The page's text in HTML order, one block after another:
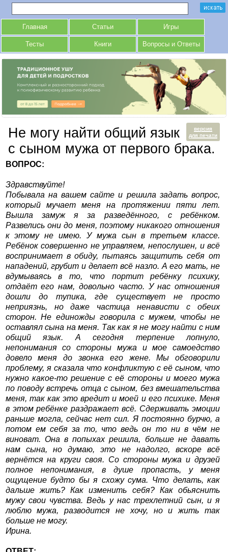
Главная Статьи Игры
Тесты Книги Вопросы и Ответы
версия
для печати
Не могу найти общий язык
с сыном мужа от первого брака.
ВОПРОС:
Здравствуйте!
Побывала на вашем сайте и решила задать вопрос,
который мучает меня на протяжении пяти лет.
Вышла замуж я за разведённого, с ребёнком.
Развелись они до меня, поэтому никакого отношения
к этому не имею. У мужа сын в третьем классе.
Ребёнок совершенно не управляем, непослушен, и всё
воспринимает в обиду, пытаясь защитить себя от
нападений, грубит и делает всё назло. А его мать, не
вдумываясь в то, что портит ребёнку психику,
отдаёт его нам, довольно часто. У нас отношения
дошли до тупика, где существует не просто
неприязнь, но даже частица ненависти с обеих
сторон. Не единожды говорила с мужем, чтобы не
оставлял сына на меня. Так как я не могу найти с ним
общий язык. А сегодня терпение лопнуло,
непонимания со стороны мужа и мое самоедство
довело меня до звонка его жене. Мы обговорили
проблему, я сказала что конфликтую с её сыном, что
нужно какое-то решение с её стороны и моего мужа
по поводу встречь отца с сыном, без вмешательства
меня, так как это вредит и моей и его психике. Меня
в этом ребёнке раздражает всё. Сдерживать эмоции
раньше могла, сейчас нет сил. Я постоянно бурчю, а
потом ем себя за то, что ведь он то ни в чём не
виноват. Она в попыхах решила, больше не давать
нам сына, но думаю, это не надолго, вскоре всё
вернётся на круги своя. Со стороны мужа и друзей
полное непонимания, в душе пропасть, у меня
ощущение будто бы я схожу сума. Что делать, как
дальше жить? Как изменить себя? Как обьяснить
мужу свои чувства. Ведь у нас трехлетний сын, и я
люблю мужа, разводится не хочу, но и жить так
больше не могу.
Ирина.